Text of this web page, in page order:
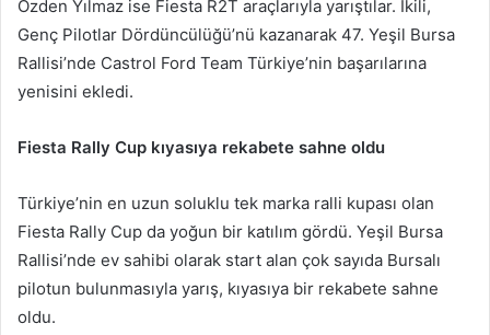
Özden Yılmaz ise Fiesta R2T araçlarıyla yarıştılar. İkili,
Genç Pilotlar Dördüncülüğü’nü kazanarak 47. Yeşil Bursa
Rallisi’nde Castrol Ford Team Türkiye’nin başarılarına
yenisini ekledi.
Fiesta Rally Cup kıyasıya rekabete sahne oldu
Türkiye’nin en uzun soluklu tek marka ralli kupası olan
Fiesta Rally Cup da yoğun bir katılım gördü. Yeşil Bursa
Rallisi’nde ev sahibi olarak start alan çok sayıda Bursalı
pilotun bulunmasıyla yarış, kıyasıya bir rekabete sahne
oldu.